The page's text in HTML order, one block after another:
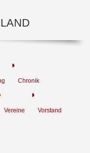
Chronik
Vereine Vorstand